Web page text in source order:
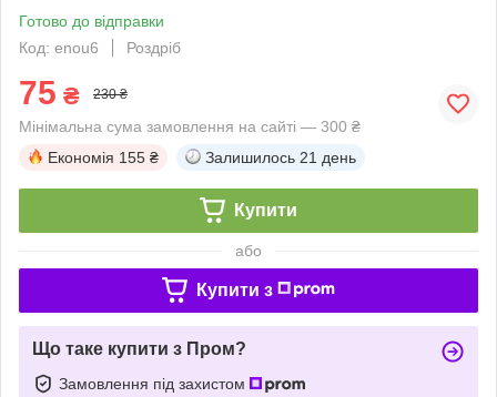
Готово до відправки
Код: enou6
Роздріб
75 ₴ 230 ₴
Мінімальна сума замовлення на сайті — 300 ₴
Економія 155 ₴ Залишилось 21 день
Купити
або
Купити з
Що таке купити з Пром?
Замовлення під захистом